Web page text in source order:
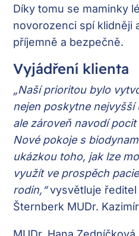
Díky tomu se maminky
novorozenci spí klidněji
příjemně a bezpečně.
Vyjádření klienta
„Naší prioritou bylo
nejen poskytne nejvyšší
ale zároveň navodí
Nové pokoje s
ukázkou toho, jak lze
využít ve prospěch
rodin,“vysvětluje ředitel
Šternberk MUDr.